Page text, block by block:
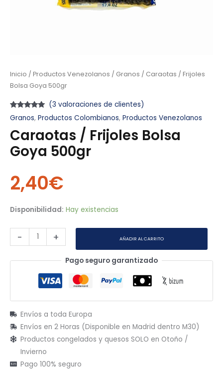
Inicio / Productos Venezolanos / Granos / Caraotas / Frijoles
Bolsa Goya 500gr
Valorado
con5.00de
3
valoraciones
de clientes
(3 valoraciones de clientes)
Granos, Productos Colombianos, Productos Venezolanos
Caraotas / Frijoles Bolsa
Goya 500gr
2,40€
Disponibilidad: Hay existencias
- + AÑADIR AL CARRITO
Pago seguro garantizado
Envíos a toda Europa
Envíos en 2 Horas (Disponible en Madrid dentro M30)
Productos congelados y quesos SOLO en Otoño /
Invierno
Pago 100% seguro